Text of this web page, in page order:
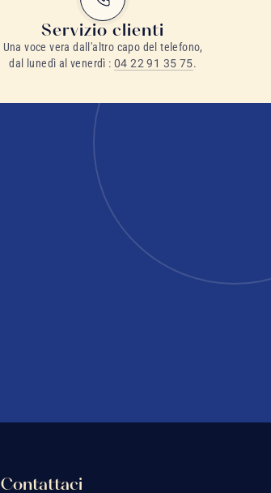
Servizio clienti
Una voce vera dall'altro capo del telefono,
dal lunedì al venerdì : 04 22 91 35 75.
Contattaci